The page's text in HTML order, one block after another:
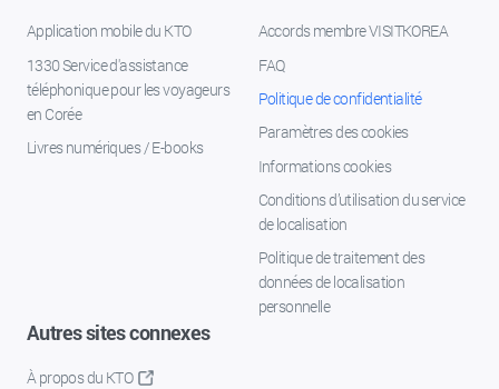
Application mobile du KTO
1330 Service d'assistance
téléphonique pour les voyageurs
en Corée
Livres numériques / E-books
Accords membre VISITKOREA
FAQ
Politique de confidentialité
Paramètres des cookies
Informations cookies
Conditions d’utilisation du service
de localisation
Politique de traitement des
données de localisation
personnelle
Autres sites connexes
À propos du KTO